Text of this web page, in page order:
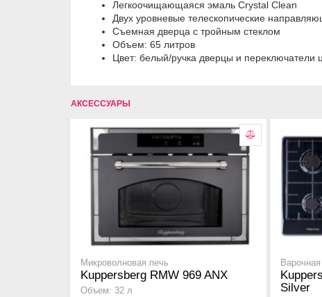
Легкоочищающаяся эмаль Crystal Clean
Двух уровневые телескопические
Съемная дверца с тройным стеклом
Объем: 65 литров
Цвет: белый/ручка дверцы и переключатели
АКСЕССУАРЫ
Микроволновая печь
Kuppersberg RMW 969 ANX
Объем: 32 л
Silver